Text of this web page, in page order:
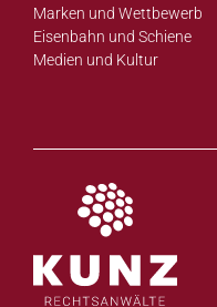
Marken und Wettbewerb
Eisenbahn und Schiene
Medien und Kultur